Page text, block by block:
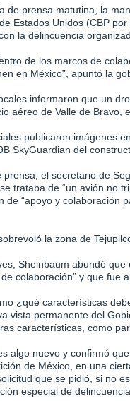
de prensa matutina, la
Estados Unidos (CBP
la delincuencia
de los marcos de
en México”, apuntó la
informaron que un
aéreo de Valle de Bravo,
publicaron imágenes
SkyGuardian del
prensa, el secretario de
trataba de “un avión no
de “apoyo y
la zona de
Sheinbaum abundó
colaboración” y que fue
¿qué características
vista permanente del
características, como
algo nuevo y confirmó
de México, en una
que se pidió, si no
especial de